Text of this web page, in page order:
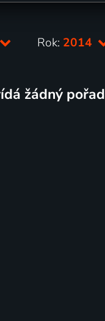
Rok: 2014
žádný pořad